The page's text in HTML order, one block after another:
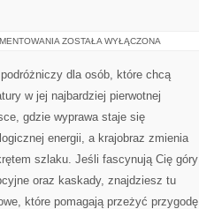
RZEKI
ZOSTAŁA WYŁĄCZONA
dla osób, które chcą
w jej najbardziej pierwotnej
gdzie wyprawa staje się
energii, a krajobraz zmienia
szlaku. Jeśli fascynują Cię góry
oraz kaskady, znajdziesz tu
które pomagają przeżyć przygodę